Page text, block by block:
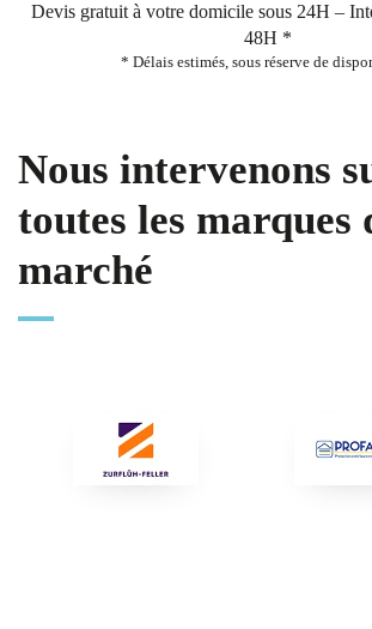
Devis gratuit à votre domicile sous 24H –
48H *
* Délais estimés, sous réserve de
Nous intervenons
toutes les marques
marché